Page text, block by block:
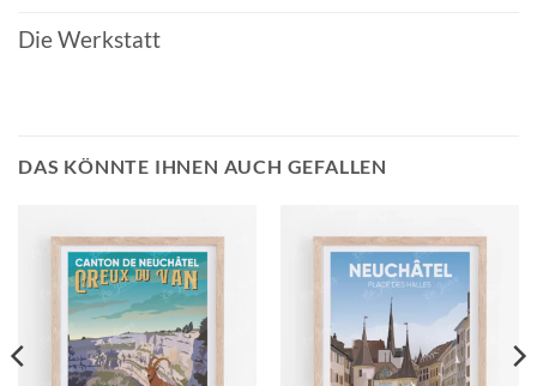
Die Werkstatt
DAS KÖNNTE IHNEN AUCH GEFALLEN